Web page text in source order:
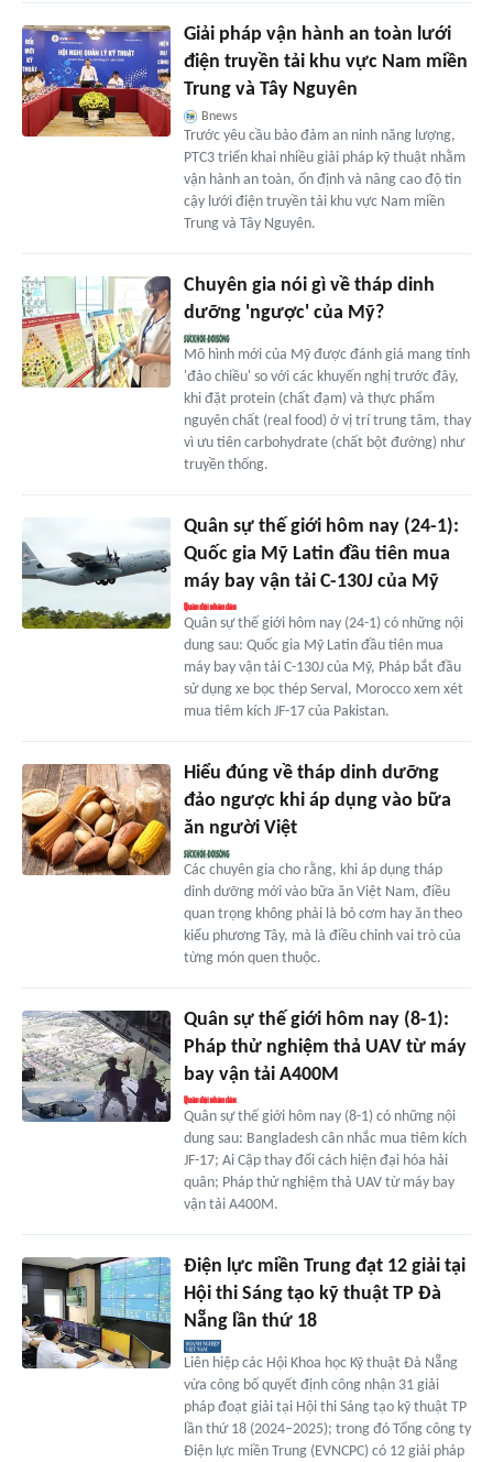
Giải pháp vận hành an toàn lưới
điện truyền tải khu vực Nam miền
Trung và Tây Nguyên
Bnews
Trước yêu cầu bảo đảm an ninh năng lượng,
PTC3 triển khai nhiều giải pháp kỹ thuật nhằm
vận hành an toàn, ổn định và nâng cao độ tin
cậy lưới điện truyền tải khu vực Nam miền
Trung và Tây Nguyên.
Chuyên gia nói gì về tháp dinh
dưỡng 'ngược' của Mỹ?
Mô hình mới của Mỹ được đánh giá mang tính
'đảo chiều' so với các khuyến nghị trước đây,
khi đặt protein (chất đạm) và thực phẩm
nguyên chất (real food) ở vị trí trung tâm, thay
vì ưu tiên carbohydrate (chất bột đường) như
truyền thống.
Quân sự thế giới hôm nay (24-1):
Quốc gia Mỹ Latin đầu tiên mua
máy bay vận tải C-130J của Mỹ
Quân sự thế giới hôm nay (24-1) có những nội
dung sau: Quốc gia Mỹ Latin đầu tiên mua
máy bay vận tải C-130J của Mỹ, Pháp bắt đầu
sử dụng xe bọc thép Serval, Morocco xem xét
mua tiêm kích JF-17 của Pakistan.
Hiểu đúng về tháp dinh dưỡng
đảo ngược khi áp dụng vào bữa
ăn người Việt
Các chuyên gia cho rằng, khi áp dụng tháp
dinh dưỡng mới vào bữa ăn Việt Nam, điều
quan trọng không phải là bỏ cơm hay ăn theo
kiểu phương Tây, mà là điều chỉnh vai trò của
từng món quen thuộc.
Quân sự thế giới hôm nay (8-1):
Pháp thử nghiệm thả UAV từ máy
bay vận tải A400M
Quân sự thế giới hôm nay (8-1) có những nội
dung sau: Bangladesh cân nhắc mua tiêm kích
JF-17; Ai Cập thay đổi cách hiện đại hóa hải
quân; Pháp thử nghiệm thả UAV từ máy bay
vận tải A400M.
Điện lực miền Trung đạt 12 giải tại
Hội thi Sáng tạo kỹ thuật TP Đà
Nẵng lần thứ 18
Liên hiệp các Hội Khoa học Kỹ thuật Đà Nẵng
vừa công bố quyết định công nhận 31 giải
pháp đoạt giải tại Hội thi Sáng tạo kỹ thuật TP
lần thứ 18 (2024–2025); trong đó Tổng công ty
Điện lực miền Trung (EVNCPC) có 12 giải pháp